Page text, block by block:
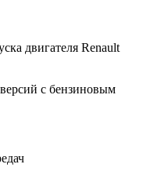
двигателя Renault
с бензиновым